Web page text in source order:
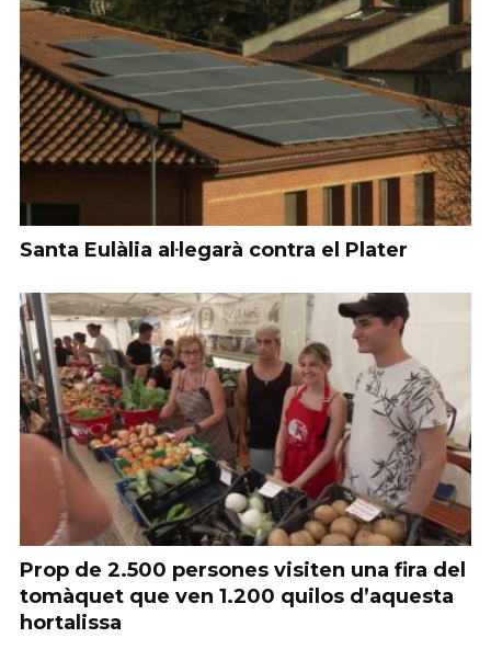
Santa Eulàlia al·legarà contra el Plater
Prop de 2.500 persones visiten una fira del
tomàquet que ven 1.200 quilos d’aquesta
hortalissa